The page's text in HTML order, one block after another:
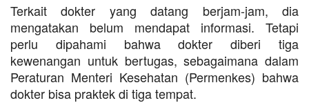
Terkait dokter yang datang berjam-jam, dia
mengatakan belum mendapat informasi. Tetapi
perlu dipahami bahwa dokter diberi tiga
kewenangan untuk bertugas, sebagaimana dalam
Peraturan Menteri Kesehatan (Permenkes) bahwa
dokter bisa praktek di tiga tempat.